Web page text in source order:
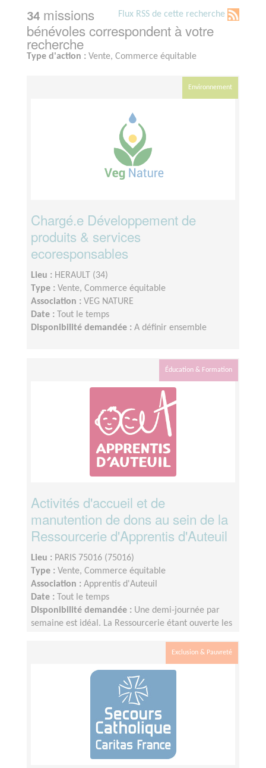
Flux RSS de cette recherche
34 missions
bénévoles correspondent à votre
recherche
Type d'action : Vente, Commerce équitable
Environnement
Chargé.e Développement de
produits & services
ecoresponsables
Lieu : HERAULT (34)
Type : Vente, Commerce équitable
Association : VEG NATURE
Date :
Tout le temps
Disponibilité demandée : A définir ensemble
Éducation & Formation
Activités d'accueil et de
manutention de dons au sein de la
Ressourcerie d'Apprentis d'Auteuil
Lieu : PARIS 75016 (75016)
Type : Vente, Commerce équitable
Association : Apprentis d'Auteuil
Date :
Tout le temps
Disponibilité demandée : Une demi-journée par
semaine est idéal. La Ressourcerie étant ouverte les
Exclusion & Pauvreté